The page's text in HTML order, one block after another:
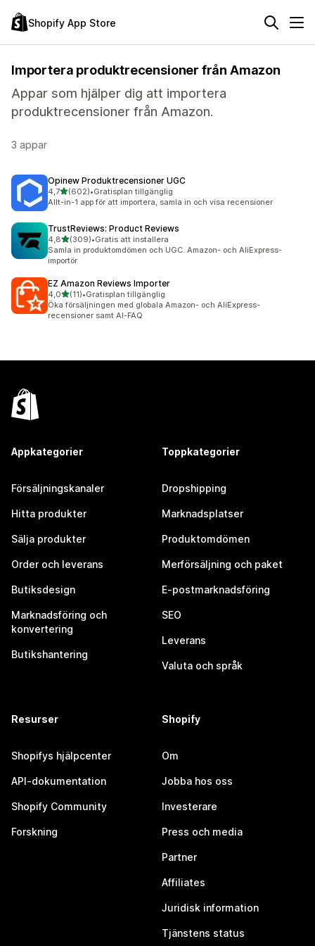
Shopify App Store
Importera produktrecensioner från Amazon
Appar som hjälper dig att importera
produktrecensioner från Amazon.
3 appar
Opinew Produktrecensioner UGC
4,7av 5 stjärnor
(602)
602 recensioner totalt
•Gratisplan tillgänglig
Allt-in-1 app för att importera, samla in och visa recensioner
TrustReviews: Product Reviews
4,8av 5 stjärnor
(309)
309 recensioner totalt
•Gratis att installera
Samla in produktomdömen och UGC. Amazon- och AliExpress-
importör
EZ Amazon Reviews Importer
4,0av 5 stjärnor
(11)
11 recensioner totalt
•Gratisplan tillgänglig
Öka försäljningen med globala Amazon- och AliExpress-
recensioner samt AI-FAQ
Appkategorier
Försäljningskanaler
Hitta produkter
Sälja produkter
Order och leverans
Butiksdesign
Marknadsföring och
konvertering
Butikshantering
Toppkategorier
Dropshipping
Marknadsplatser
Produktomdömen
Merförsäljning och paket
E-postmarknadsföring
SEO
Leverans
Valuta och språk
Resurser
Shopifys hjälpcenter
API-dokumentation
Shopify Community
Forskning
Shopify
Om
Jobba hos oss
Investerare
Press och media
Partner
Affiliates
Juridisk information
Tjänstens status